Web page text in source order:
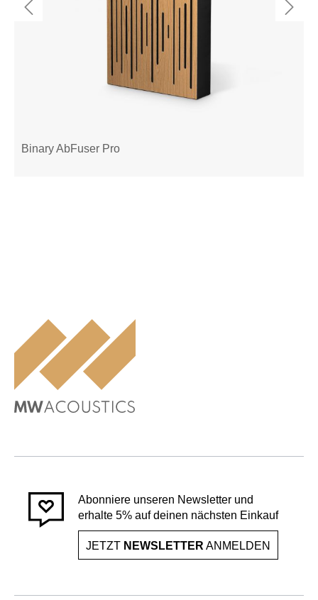
Binary AbFuser Pro
Abonniere unseren Newsletter und
erhalte 5% auf deinen nächsten Einkauf
JETZT NEWSLETTER ANMELDEN